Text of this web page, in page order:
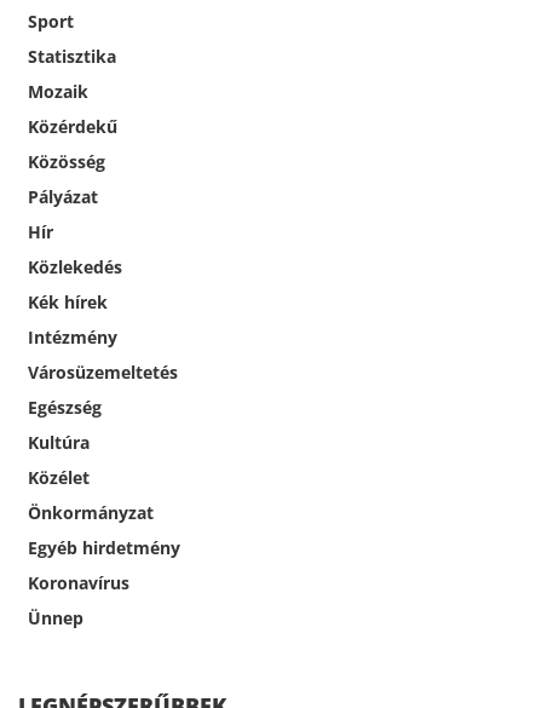
Sport
Statisztika
Mozaik
Közérdekű
Közösség
Pályázat
Hír
Közlekedés
Kék hírek
Intézmény
Városüzemeltetés
Egészség
Kultúra
Közélet
Önkormányzat
Egyéb hirdetmény
Koronavírus
Ünnep